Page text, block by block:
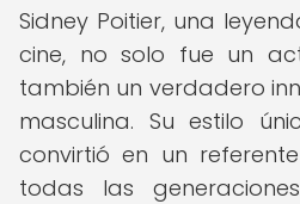
Sidney Poitier, una
cine, no solo fue un
también un verdadero
masculina. Su estilo
convirtió en un
todas las